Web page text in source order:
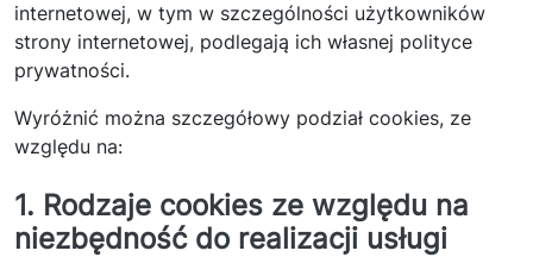
internetowej, w tym w szczególności użytkowników
strony internetowej, podlegają ich własnej polityce
prywatności.
Wyróżnić można szczegółowy podział cookies, ze
względu na:
1. Rodzaje cookies ze względu na
niezbędność do realizacji usługi